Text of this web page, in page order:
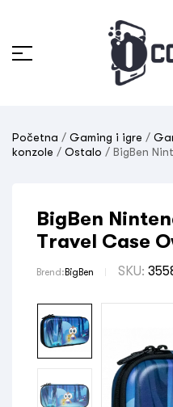
Početna / Gaming i igre /
konzole / Ostalo / BigBen
BigBen
Travel Case
Brend: BigBen SKU: